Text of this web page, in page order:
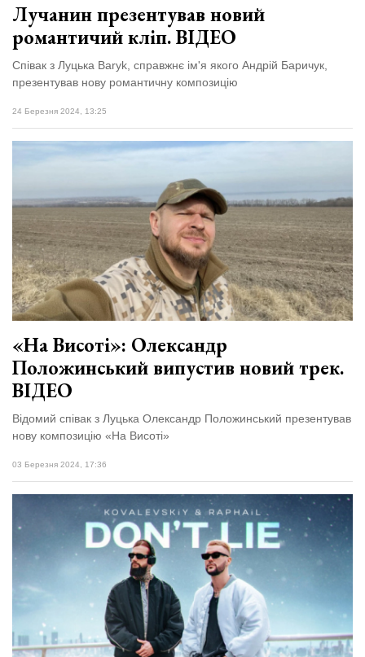
Лучанин презентував новий
романтичий кліп. ВІДЕО
Співак з Луцька Baryk, справжнє ім'я якого Андрій Баричук,
презентував нову романтичну композицію
24 Березня 2024, 13:25
«На Висоті»: Олександр
Положинський випустив новий трек.
ВІДЕО
Відомий співак з Луцька Олександр Положинський презентував
нову композицію «На Висоті»
03 Березня 2024, 17:36